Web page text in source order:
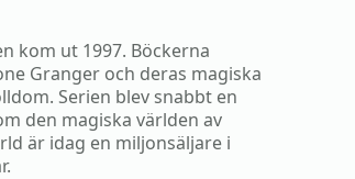
kom ut 1997. Böckerna
Granger och deras magiska
Serien blev snabbt en
den magiska världen av
är idag en miljonsäljare i